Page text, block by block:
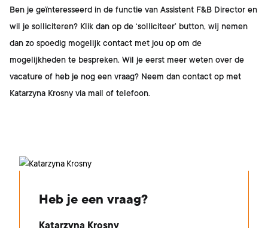
Ben je geïnteresseerd in de functie van Assistent F&B Director en
wil je solliciteren? Klik dan op de ‘solliciteer’ button, wij nemen
dan zo spoedig mogelijk contact met jou op om de
mogelijkheden te bespreken. Wil je eerst meer weten over de
vacature of heb je nog een vraag? Neem dan contact op met
Katarzyna Krosny via mail of telefoon.
Heb je een vraag?
Katarzyna Krosny